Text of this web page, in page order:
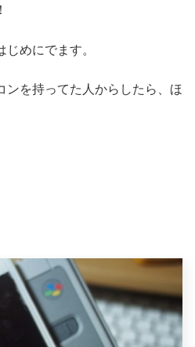
めにでます。
ンを持ってた人からしたら、ほ